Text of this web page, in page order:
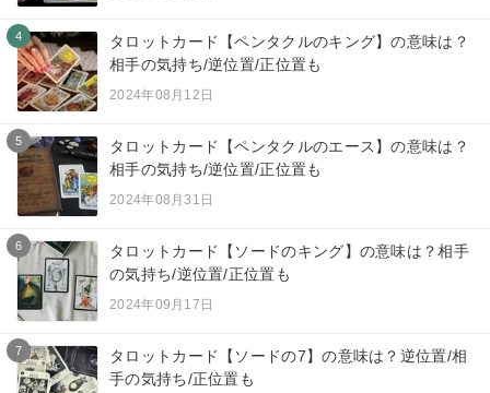
4
タロットカード【ペンタクルのキング】の意味は？
相手の気持ち/逆位置/正位置も
2024年08月12日
5
タロットカード【ペンタクルのエース】の意味は？
相手の気持ち/逆位置/正位置も
2024年08月31日
6
タロットカード【ソードのキング】の意味は？相手
の気持ち/逆位置/正位置も
2024年09月17日
7
タロットカード【ソードの7】の意味は？逆位置/相
手の気持ち/正位置も